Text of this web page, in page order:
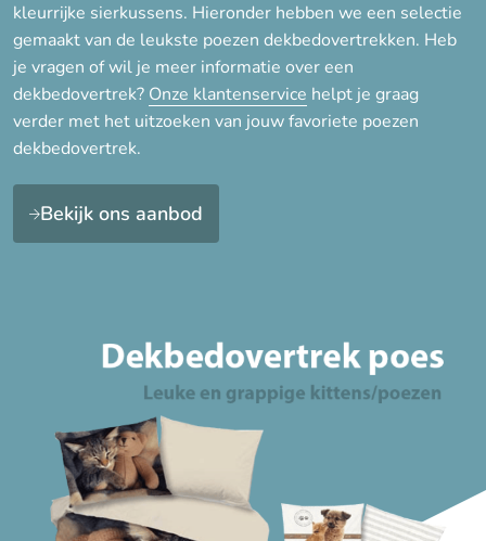
kleurrijke sierkussens. Hieronder hebben we een selectie
gemaakt van de leukste poezen dekbedovertrekken. Heb
je vragen of wil je meer informatie over een
dekbedovertrek? Onze klantenservice helpt je graag
verder met het uitzoeken van jouw favoriete poezen
dekbedovertrek.
Bekijk ons aanbod
Merk
Good morning
Type instopstrook
Met brede instopstrook